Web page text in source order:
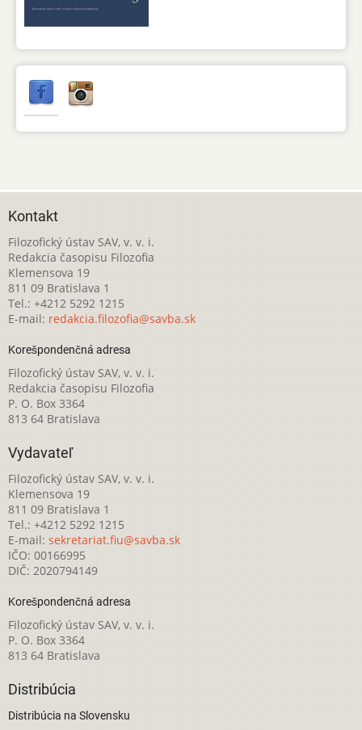
Kontakt
Filozofický ústav SAV, v. v. i.
Redakcia časopisu Filozofia
Klemensova 19
811 09 Bratislava 1
Tel.: +4212 5292 1215
E-mail: redakcia.filozofia@savba.sk
Korešpondenčná adresa
Filozofický ústav SAV, v. v. i.
Redakcia časopisu Filozofia
P. O. Box 3364
813 64 Bratislava
Vydavateľ
Filozofický ústav SAV, v. v. i.
Klemensova 19
811 09 Bratislava 1
Tel.: +4212 5292 1215
E-mail: sekretariat.fiu@savba.sk
IČO: 00166995
DIČ: 2020794149
Korešpondenčná adresa
Filozofický ústav SAV, v. v. i.
P. O. Box 3364
813 64 Bratislava
Distribúcia
Distribúcia na Slovensku